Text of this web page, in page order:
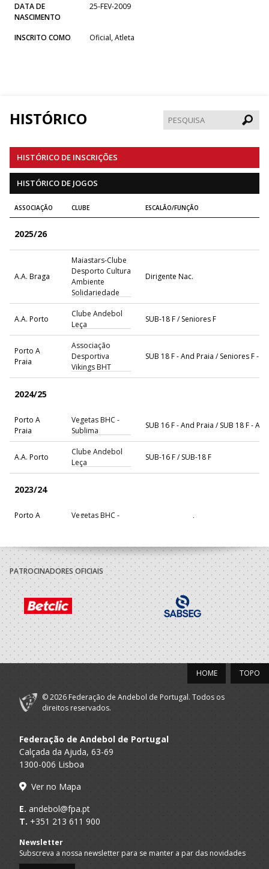
DATA DE
NASCIMENTO
25-FEV-2009
INSCRITO COMO Oficial, Atleta
HISTÓRICO
HISTÓRICO DE INSCRIÇÕES
HISTÓRICO DE JOGOS
ASSOCIAÇÃO CLUBE ESCALÃO/FUNÇÃO
2025/26
A.A. Braga
Maiastars-Clube
Desporto Cultura
Ambiente
Solidariedade
Dirigente Nac.
A.A. Porto
Clube Andebol
Leça
SUB-18 F / Seniores F
Porto A
Praia
Associação
Desportiva
Vikings BHT
SUB 18 F - And Praia / Seniores F -
2024/25
Porto A
Praia
Vegetas BHC -
Sublima
SUB 16 F - And Praia / SUB 18 F -
A.A. Porto
Clube Andebol
Leça
SUB-16 F / SUB-18 F
2023/24
Porto A
Vegetas BHC -
SUB 16 F - And Praia / SUB 18 F -
A.A. Porto
Clube Andebol
Leça
SUB-16 F / SUB-18 F
2022/23
Porto A
Praia
Vegetas BHC -
Sublima
SUB 14 F - And Praia / SUB 16 F -
A.A. Porto
Clube Andebol
Leça
SUB-14 F / SUB-16 F
A.A. Porto
Clube Andebol
2020/21
Clube Andebol
2019/20
A.A. Porto
PATROCINADORES OFICIAIS
TOPO
HOME
© 2026 Federação de Andebol de Portugal. Todos os
direitos reservados.
Federação de Andebol de Portugal
Calçada da Ajuda, 63-69
1300-006 Lisboa
Ver no Mapa
E. andebol@fpa.pt
T. +351 213 611 900
Newsletter
Subscreva a nossa newsletter para se manter a par das novidades